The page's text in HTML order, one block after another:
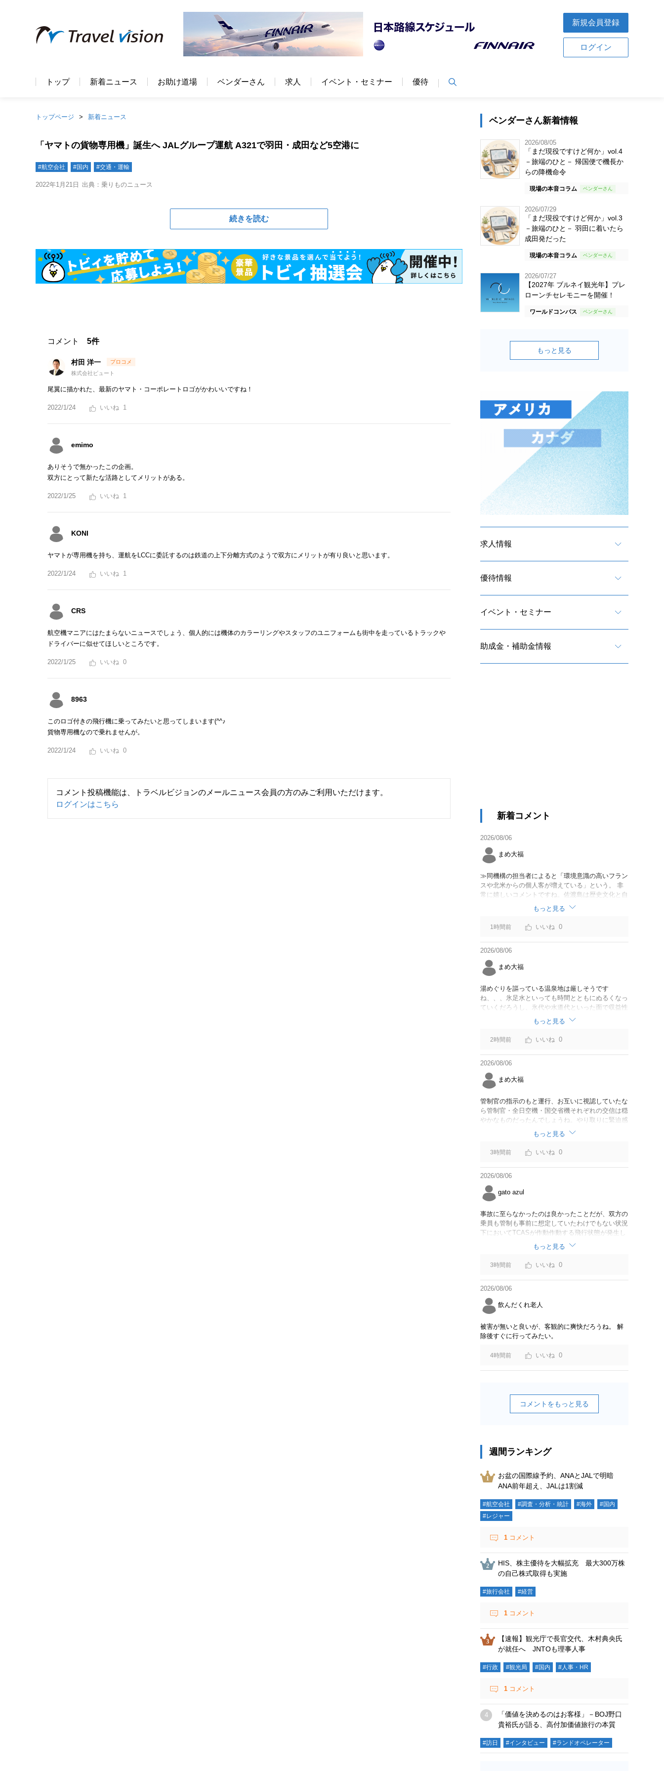
新規会員登録
ログイン
トップ 新着ニュース お助け道場 ベンダーさん 求人 イベント・セミナー 優待
トップページ 新着ニュース
「ヤマトの貨物専用機」誕生へ JALグループ運航 A321で羽田・成田など5空港に
#航空会社 #国内 #交通・運輸
2022年1月21日 出典：乗りものニュース
続きを読む
コメント 5件
村田 洋一
株式会社ビュート
尾翼に描かれた、最新のヤマト・コーポレートロゴがかわいいですね！
2022/1/24 1
emimo
ありそうで無かったこの企画。
双方にとって新たな活路としてメリットがある。
2022/1/25 1
KONI
ヤマトが専用機を持ち、運航をLCCに委託するのは鉄道の上下分離方式のようで双方にメリットが有り良いと思います。
2022/1/24 1
CRS
航空機マニアにはたまらないニュースでしょう、個人的には機体のカラーリングやスタッフのユニフォームも街中を走っているトラックや
ドライバーに似せてほしいところです。
2022/1/25 0
8963
このロゴ付きの飛行機に乗ってみたいと思ってしまいます(^^♪
貨物専用機なので乗れませんが。
2022/1/24 0
コメント投稿機能は、トラベルビジョンのメールニュース会員の方のみご利用いただけます。
ログインはこちら
ベンダーさん新着情報
2026/08/05
「まだ現役ですけど何か」vol.4
－旅端のひと－ 帰国便で機長か
らの降機命令
現場の本音コラム
2026/07/29
「まだ現役ですけど何か」vol.3
－旅端のひと－ 羽田に着いたら
成田発だった
現場の本音コラム
2026/07/27
【2027年 ブルネイ観光年】プレ
ローンチセレモニーを開催！
ワールドコンパス
もっと見る
求人情報
優待情報
イベント・セミナー
助成金・補助金情報
新着コメント
2026/08/06
まめ大福
≫同機構の担当者によると「環境意識の高いフラン
スや北米からの個人客が増えている」という。 非
常に嬉しいコメントですね。佐渡島は歴史文化と自
然が相まっての土地となっているので、個人的には
環境意識の低い人は来ないでほしいです。「金がと
れるんじゃないか」と勝手に穴掘ったりしそうな国
の人は来ないでほしいですね。
もっと見る
1時間前 0
2026/08/06
まめ大福
湯めぐりを謳っている温泉地は厳しそうです
ね、、、氷足水といっても時間とともにぬるくなっ
ていくだろうし、氷代や水道代といった面で収益性
に課題を感じるが、非常に興味深い試みです
もっと見る
2時間前 0
2026/08/06
まめ大福
管制官の指示のもと運行、お互いに視認していたな
ら管制官・全日空機・国交省機それぞれの交信は穏
やかなものだったんでしょうね。やり取りに緊迫感
がなかったのならば今回の判断は正しいと思いま
もっと見る
3時間前 0
2026/08/06
gato azul
事故に至らなかったのは良かったことだが、双方の
乗員も管制も事前に想定していたわけでもない状況
下においてTCASが作動作動する飛行状態が発生し
たことは事実。CABは身内可愛やでこのままうやむ
やにするつもりだろうか？
もっと見る
3時間前 0
2026/08/06
飲んだくれ老人
被害が無いと良いが、客観的に爽快だろうね。 解
除後すぐに行ってみたい。
4時間前 0
コメントをもっと見る
週間ランキング
お盆の国際線予約、ANAとJALで明暗
ANA前年超え、JALは1割減
#航空会社 #調査・分析・統計 #海外
#国内
#レジャー
1 コメント
HIS、株主優待を大幅拡充 最大300万株
の自己株式取得も実施
#旅行会社 #経営
1 コメント
【速報】観光庁で長官交代、木村典央氏
が就任へ JNTOも理事人事
#行政 #観光局 #国内 #人事・HR
1 コメント
「価値を決めるのはお客様」－BOJ野口
貴裕氏が語る、高付加価値旅行の本質
#訪日 #インタビュー #ランドオペレーター